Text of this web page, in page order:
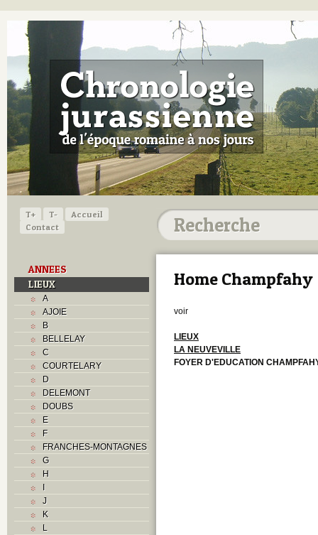
T+ T-
Accueil
Contact
ANNEES
LIEUX
A
AJOIE
B
BELLELAY
C
COURTELARY
D
DELEMONT
DOUBS
E
F
FRANCHES-MONTAGNES
G
H
I
J
K
L
Home Champfahy
voir
LIEUX
LA NEUVEVILLE
FOYER D'EDUCATION